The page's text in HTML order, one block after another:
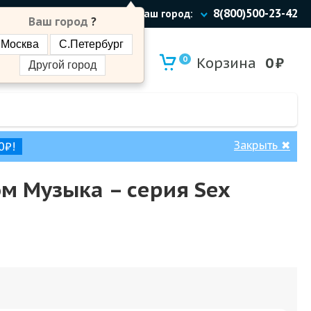
Ваш город:
Ваш город ?
Москва
С.Петербург
Другой город
8(800)500-23-42
0 Корзина 0₽
Закрыть ✖
Музыка – cерия Sex